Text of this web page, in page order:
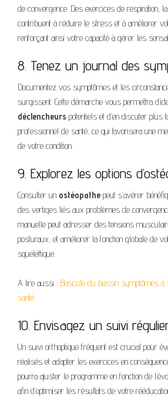
de convergence. Des exercices de respiration,
contribuent à réduire le stress et à améliorer
renforçant ainsi votre capacité à gérer les
8. Tenez un journal des
Documentez vos symptômes et les
surgissent. Cette démarche vous permettra
déclencheurs potentiels et d’en discuter plus
professionnel de santé, ce qui favorisera une
de votre condition.
9. Explorez les options
Consulter un ostéopathe peut s’avérer
des vertiges liés aux problèmes de
manuelle peut adresser des tensions
posturaux, et améliorer la fonction globale de
squelettique.
A lire aussi : Bascule du bassin symptômes
santé.
10. Envisagez un suivi
Un suivi orthoptique fréquent est crucial pour
réalisés et adapter les exercices en
pourra ajuster le programme en fonction de
afin d’optimiser les résultats de votre